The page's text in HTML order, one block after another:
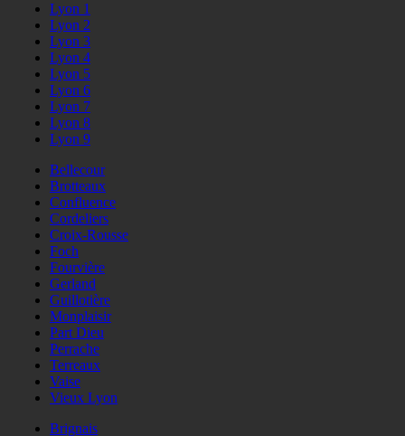
Lyon 1
Lyon 2
Lyon 3
Lyon 4
Lyon 5
Lyon 6
Lyon 7
Lyon 8
Lyon 9
Bellecour
Brotteaux
Confluence
Cordeliers
Croix-Rousse
Foch
Fourvière
Gerland
Guillotière
Monplaisir
Part Dieu
Perrache
Terreaux
Vaise
Vieux Lyon
Brignais